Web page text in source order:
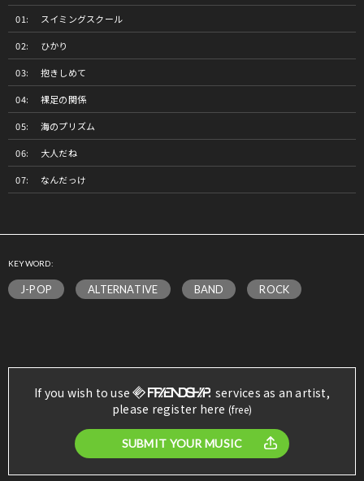
スイミングスクール
ひかり
抱きしめて
裸足の関係
海のプリズム
大人だね
なんだっけ
KEYWORD:
J-POP ALTERNATIVE BAND ROCK
If you wish to use
services as an artist,
please register here (free)
SUBMIT YOUR MUSIC